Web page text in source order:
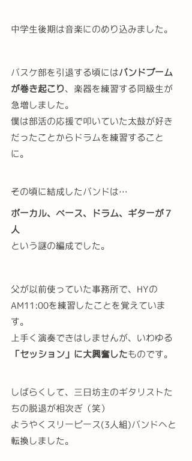
中学生後期は音楽にのめり込みました。
バスケ部を引退する頃にはバンドブーム
が巻き起こり、楽器を練習する同級生が
急増しました。
僕は部活の応援で叩いていた太鼓が好き
だったことからドラムを練習すること
に。
その頃に結成したバンドは…
ボーカル、ベース、ドラム、ギターが７
人
という謎の編成でした。
父が以前使っていた事務所で、HYの
AM11:00を練習したことを覚えていま
す。
上手く演奏できはしませんが、いわゆる
「セッション」に大興奮したものです。
しばらくして、三日坊主のギタリストた
ちの脱退が相次ぎ（笑）
ようやくスリーピース(3人組)バンドへと
転換しました。